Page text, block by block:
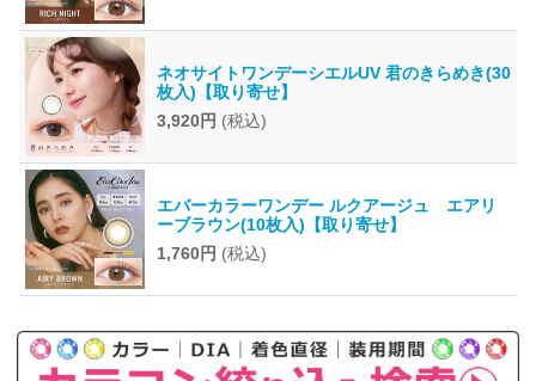
ネオサイトワンデーシエルUV 君のきらめき(30
枚入)【取り寄せ】
3,920円 (税込)
エバーカラーワンデー ルクアージュ エアリ
ーブラウン(10枚入)【取り寄せ】
1,760円 (税込)